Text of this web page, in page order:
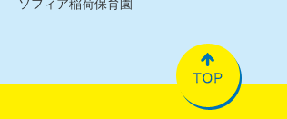
ソフィア稲荷保育園